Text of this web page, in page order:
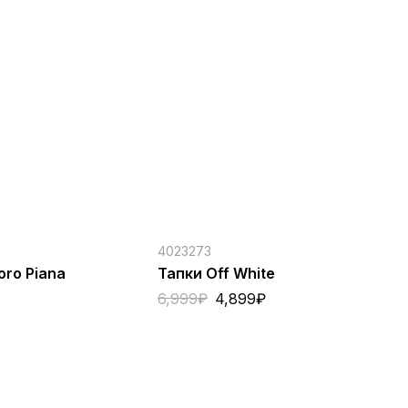
Piana
4023273
Тапки Off White
6,999₽ 4,899₽